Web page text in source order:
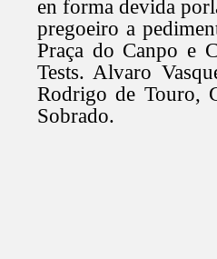
en forma devida
pregoeiro a
Praça do Canpo e
Tests. Alvaro
Rodrigo de Touro,
Sobrado.